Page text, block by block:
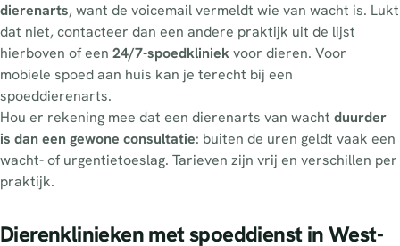
dierenarts, want de voicemail vermeldt wie van wacht is. Lukt
dat niet, contacteer dan een andere praktijk uit de lijst
hierboven of een 24/7-spoedkliniekvoor dieren. Voor
mobiele spoed aan huis kan je terecht bij een
spoeddierenarts.
Hou er rekening mee dat een dierenarts van wacht duurder
is dan een gewone consultatie: buiten de uren geldt vaak een
wacht- of urgentietoeslag. Tarieven zijn vrij en verschillen per
praktijk.
Dierenklinieken met spoeddienst in West-